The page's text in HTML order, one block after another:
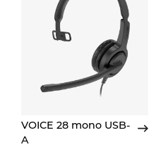
VOICE 28 mono USB-
A